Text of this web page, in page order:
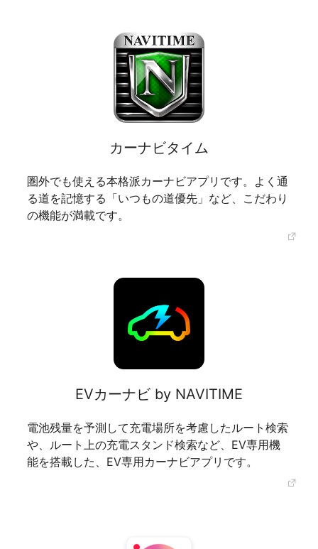
カーナビタイム
圏外でも使える本格派カーナビアプリです。よく通
る道を記憶する「いつもの道優先」など、こだわり
の機能が満載です。
EVカーナビ by NAVITIME
電池残量を予測して充電場所を考慮したルート検索
や、ルート上の充電スタンド検索など、EV専用機
能を搭載した、EV専用カーナビアプリです。